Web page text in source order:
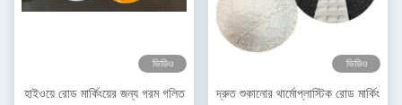
ভিডিও
হাইওয়ে রোড মার্কিংয়ের জন্য গরম গলিত
ভিডিও
দ্রুত শুকানোর থার্মোপ্লাস্টিক রোড মার্কিং